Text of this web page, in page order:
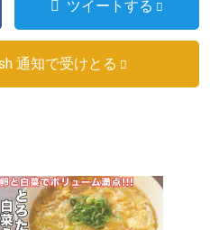
ツイートする
通知で受けとる